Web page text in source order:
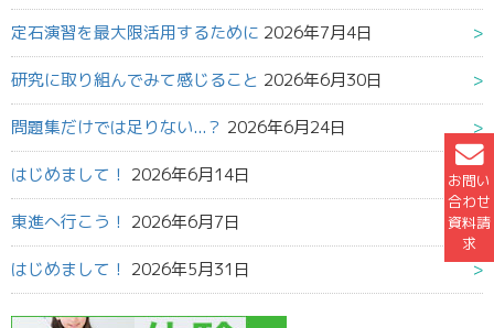
お問い
合わせ
資料請
求
定石演習を最大限活用するために 2026年7月4日
研究に取り組んでみて感じること 2026年6月30日
問題集だけでは足りない...？ 2026年6月24日
はじめまして！ 2026年6月14日
東進へ行こう！ 2026年6月7日
はじめまして！ 2026年5月31日